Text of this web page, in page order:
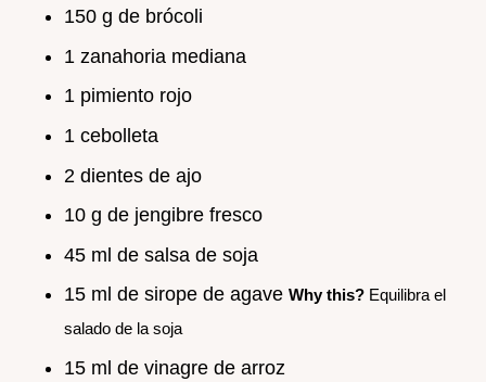
150 g de brócoli
1 zanahoria mediana
1 pimiento rojo
1 cebolleta
2 dientes de ajo
10 g de jengibre fresco
45 ml de salsa de soja
15 ml de sirope de agave Why this? Equilibra el
salado de la soja
15 ml de vinagre de arroz